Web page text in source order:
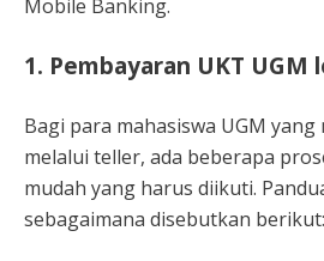
Mobile Banking.
1. Pembayaran UKT
Bagi para mahasiswa UGM
melalui teller, ada beberapa
mudah yang harus diikuti.
sebagaimana disebutkan berikut: